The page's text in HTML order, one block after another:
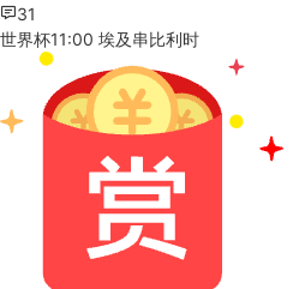
31
世界杯11:00 埃及串比利时